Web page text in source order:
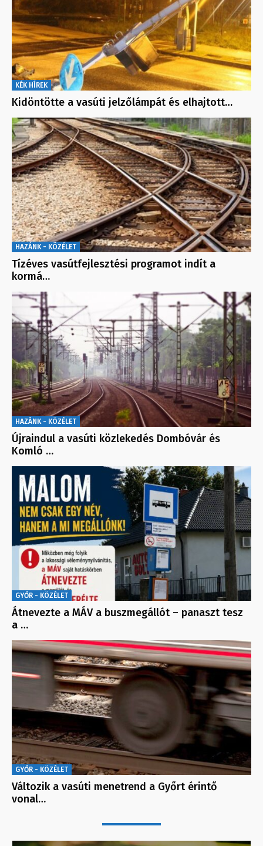
KÉK HÍREK
Kidöntötte a vasúti jelzőlámpát és elhajtott…
HAZÁNK - KÖZÉLET
Tízéves vasútfejlesztési programot indít a
kormá…
HAZÁNK - KÖZÉLET
Újraindul a vasúti közlekedés Dombóvár és
Komló …
GYŐR - KÖZÉLET
Átnevezte a MÁV a buszmegállót – panaszt tesz
a …
GYŐR - KÖZÉLET
Változik a vasúti menetrend a Győrt érintő
vonal…